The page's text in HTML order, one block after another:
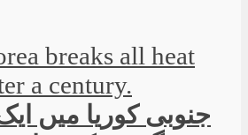
جنوبی کوریا میں